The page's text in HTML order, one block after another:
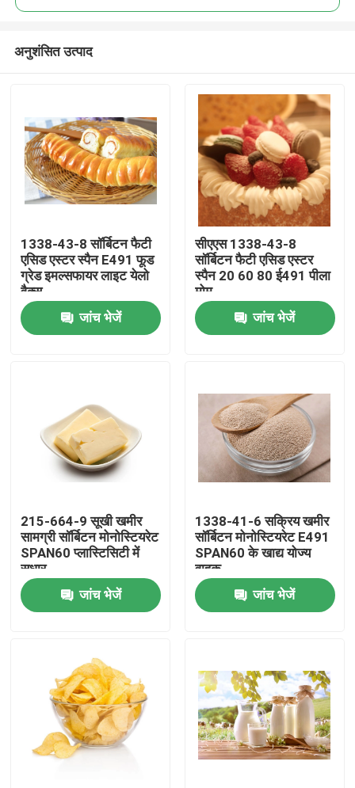
घर
वीडियो
वीआर शो
हमारे बारे में
कारखाना भ्रमण
संपर्क करें
समाचार
अनुशंसित उत्पाद
1338-43-8 सॉर्बिटन फैटी
एसिड एस्टर स्पैन E491 फूड
ग्रेड इमल्सफायर लाइट येलो
वैक्स
जांच भेजें
सीएएस 1338-43-8
सॉर्बिटन फैटी एसिड एस्टर
स्पैन 20 60 80 ई491 पीला
मोम
जांच भेजें
215-664-9 सूखी खमीर
सामग्री सॉर्बिटन मोनोस्टियरेट
SPAN60 प्लास्टिसिटी में
सुधार
जांच भेजें
1338-41-6 सक्रिय खमीर
सॉर्बिटन मोनोस्टियरेट E491
SPAN60 के खाद्य योज्य
वाहक
जांच भेजें